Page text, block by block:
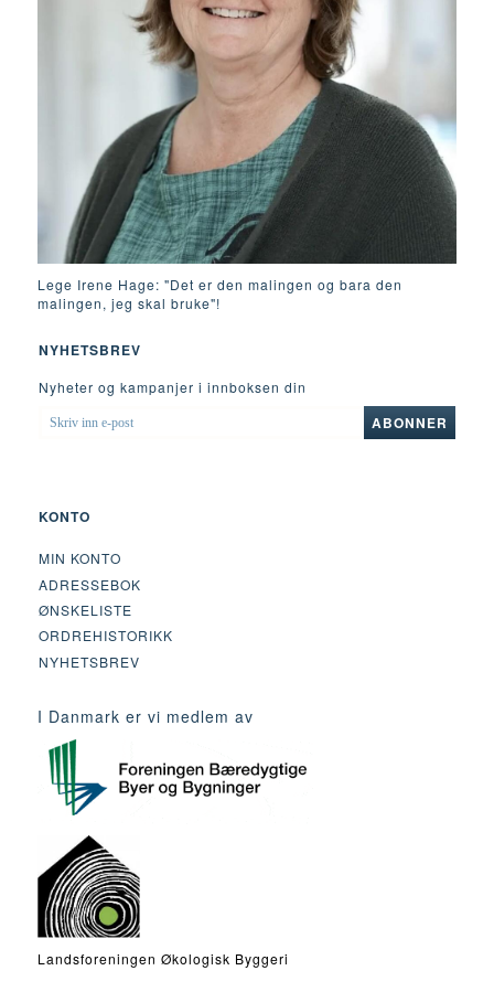
Lege Irene Hage: "Det er den malingen og bara den
malingen, jeg skal bruke"!
NYHETSBREV
Nyheter og kampanjer i innboksen din
SKRIV
INN
ABONNER
KONTO
MIN KONTO
ADRESSEBOK
ØNSKELISTE
ORDREHISTORIKK
NYHETSBREV
I Danmark er vi medlem av
Landsforeningen Økologisk Byggeri